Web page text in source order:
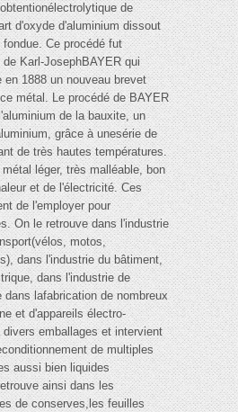
de
d'oxyde d'aluminium dissout
Ce procédé fut
Karl-JosephBAYER qui
en 1888 un nouveau brevet
métal. Le procédé de BAYER
de la bauxite, un
grâce à unesérie de
de très hautes températures.
léger, très malléable, bon
et de l'électricité. Ces
de l'employer pour
On le retrouve dans l'industrie
motos,
dans l'industrie du bâtiment,
dans l'industrie de
dans lafabrication de nombreux
et d'appareils électro-
emballages et intervient
de multiples
aussi bien liquides
ainsi dans les
de conserves,les feuilles